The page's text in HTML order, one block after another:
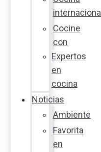
internacional
Cocine
con
Expertos
en
cocina
Noticias
Ambiente
Favorita
en